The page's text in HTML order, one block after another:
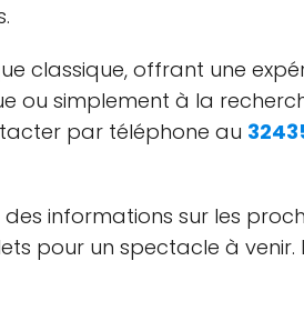
classique, offrant une
simplement à la
par téléphone au
informations sur les
pour un spectacle à